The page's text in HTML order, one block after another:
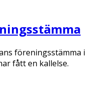
föreningsstämma i
fått en kallelse.